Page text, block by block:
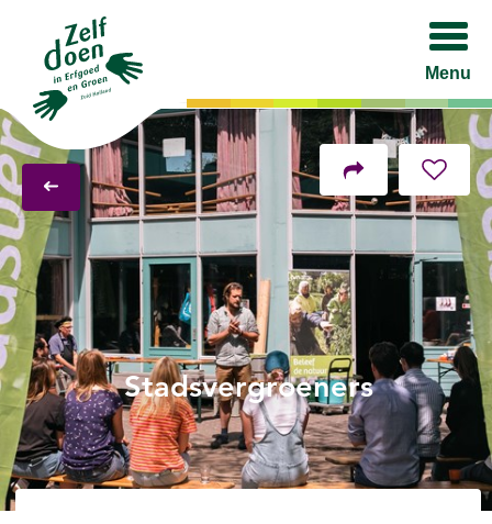
Menu
Facebook
Twitter
LinkedIn
Mail
Stadsvergroeners